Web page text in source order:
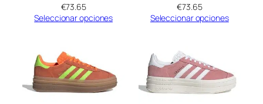
€73.65
Seleccionar opciones
€73.65
Seleccionar opciones